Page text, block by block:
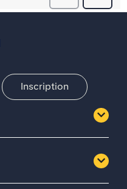
Inscription